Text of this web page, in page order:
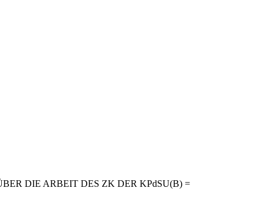
DIE ARBEIT DES ZK DER KPdSU(B) =